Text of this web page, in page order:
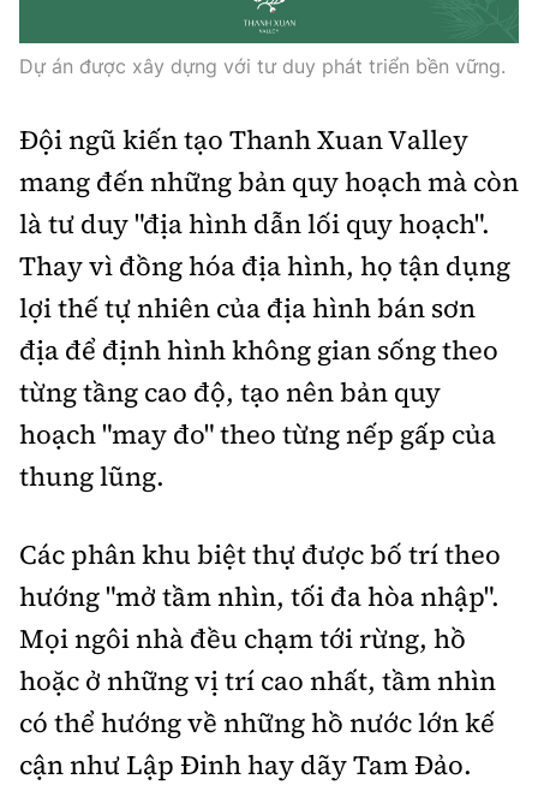
Dự án được xây dựng với tư duy phát triển bền vững.
Đội ngũ kiến tạo Thanh Xuan Valley
mang đến những bản quy hoạch mà còn
là tư duy "địa hình dẫn lối quy hoạch".
Thay vì đồng hóa địa hình, họ tận dụng
lợi thế tự nhiên của địa hình bán sơn
địa để định hình không gian sống theo
từng tầng cao độ, tạo nên bản quy
hoạch "may đo" theo từng nếp gấp của
thung lũng.
Các phân khu biệt thự được bố trí theo
hướng "mở tầm nhìn, tối đa hòa nhập".
Mọi ngôi nhà đều chạm tới rừng, hồ
hoặc ở những vị trí cao nhất, tầm nhìn
có thể hướng về những hồ nước lớn kế
cận như Lập Đinh hay dãy Tam Đảo.